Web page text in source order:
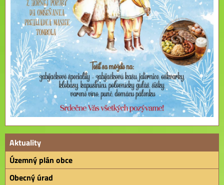
Aktuality
Územný plán obce
Obecný úrad